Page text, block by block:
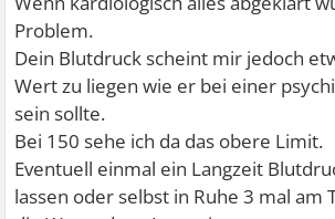
Problem.
Dein Blutdruck scheint mir jedoch
Wert zu liegen wie er bei einer
sein sollte.
Bei 150 sehe ich da das obere Limit.
Eventuell einmal ein Langzeit
lassen oder selbst in Ruhe 3 mal am